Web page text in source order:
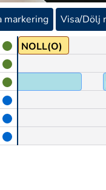
markering Visa/Dölj
NOLL(O)